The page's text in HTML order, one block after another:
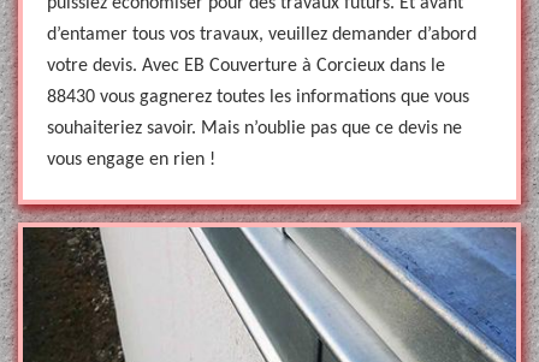
d’entamer tous vos travaux, veuillez demander d’abord
votre devis. Avec EB Couverture à Corcieux dans le
88430 vous gagnerez toutes les informations que vous
souhaiteriez savoir. Mais n’oublie pas que ce devis ne
vous engage en rien !